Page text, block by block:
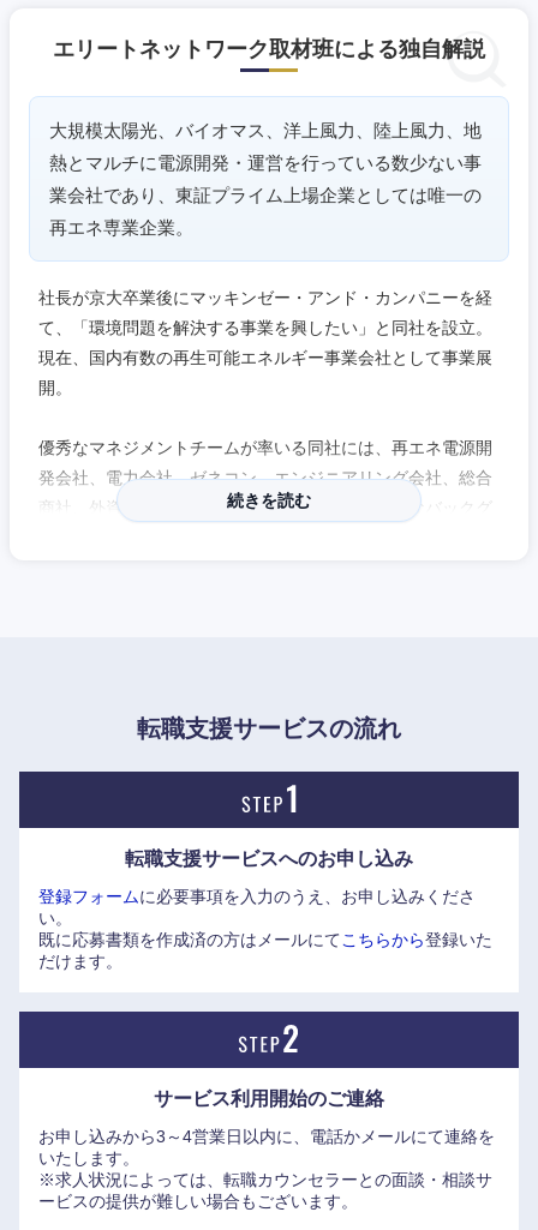
エリートネットワーク取材班による独自解説
大規模太陽光、バイオマス、洋上風力、陸上風力、地
熱とマルチに電源開発・運営を行っている数少ない事
業会社であり、東証プライム上場企業としては唯一の
再エネ専業企業。
社長が京大卒業後にマッキンゼー・アンド・カンパニーを経
て、「環境問題を解決する事業を興したい」と同社を設立。
現在、国内有数の再生可能エネルギー事業会社として事業展
開。
優秀なマネジメントチームが率いる同社には、再エネ電源開
発会社、電力会社、ゼネコン、エンジニアリング会社、総合
商社、外資系投資銀行、監査法人等といった様々なバックグ
ない100年後の未来をつくっていくという決意を込め、「自
ローガンを掲げる。
続きを読む
転職支援サービスの流れ
転職支援サービスへのお申し込み
登録フォームに必要事項を入力のうえ、お申し込みくださ
い。
既に応募書類を作成済の方はメールにてこちらから登録いた
だけます。
サービス利用開始のご連絡
お申し込みから3～4営業日以内に、電話かメールにて連絡を
いたします。
※求人状況によっては、転職カウンセラーとの面談・相談サ
ービスの提供が難しい場合もございます。
奈良県 和歌山県